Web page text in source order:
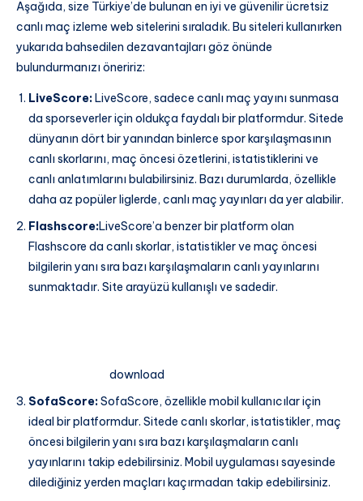
Aşağıda, size Türkiye’de bulunan en iyi ve güvenilir ücretsiz
canlı maç izleme web sitelerini sıraladık. Bu siteleri kullanırken
yukarıda bahsedilen dezavantajları göz önünde
bulundurmanızı öneririz:
LiveScore:LiveScore, sadece canlı maç yayını sunmasa
da sporseverler için oldukça faydalı bir platformdur. Sitede
dünyanın dört bir yanından binlerce spor karşılaşmasının
canlı skorlarını, maç öncesi özetlerini, istatistiklerini ve
canlı anlatımlarını bulabilirsiniz. Bazı durumlarda, özellikle
daha az popüler liglerde, canlı maç yayınları da yer alabilir.
Flashscore:LiveScore’a benzer bir platform olan
Flashscore da canlı skorlar, istatistikler ve maç öncesi
bilgilerin yanı sıra bazı karşılaşmaların canlı yayınlarını
sunmaktadır. Site arayüzü kullanışlı ve sadedir.
download
SofaScore:SofaScore, özellikle mobil kullanıcılar için
ideal bir platformdur. Sitede canlı skorlar, istatistikler, maç
öncesi bilgilerin yanı sıra bazı karşılaşmaların canlı
yayınlarını takip edebilirsiniz. Mobil uygulaması sayesinde
dilediğiniz yerden maçları kaçırmadan takip edebilirsiniz.